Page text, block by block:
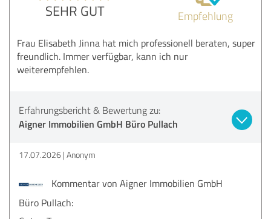
SEHR GUT Empfehlung
Frau Elisabeth Jinna hat mich professionell beraten, super
freundlich. Immer verfügbar, kann ich nur
weiterempfehlen.
Erfahrungsbericht & Bewertung zu:
Aigner Immobilien GmbH Büro Pullach
17.07.2026 Anonym
Kommentar von Aigner Immobilien GmbH
Büro Pullach: